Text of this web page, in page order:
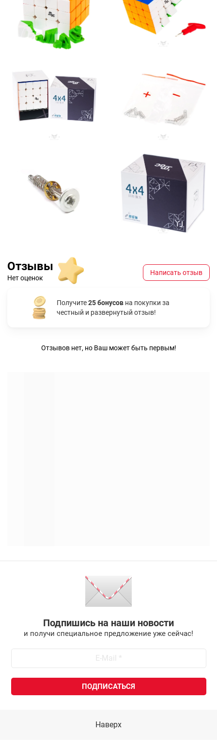
Отзывы
Нет оценок
Написать отзыв
Получите25 бонусов на покупки за
честный и развернутый отзыв!
Отзывов нет, но Ваш может быть первым!
Подпишись на наши новости
и получи специальное предложение уже сейчас!
Наверх